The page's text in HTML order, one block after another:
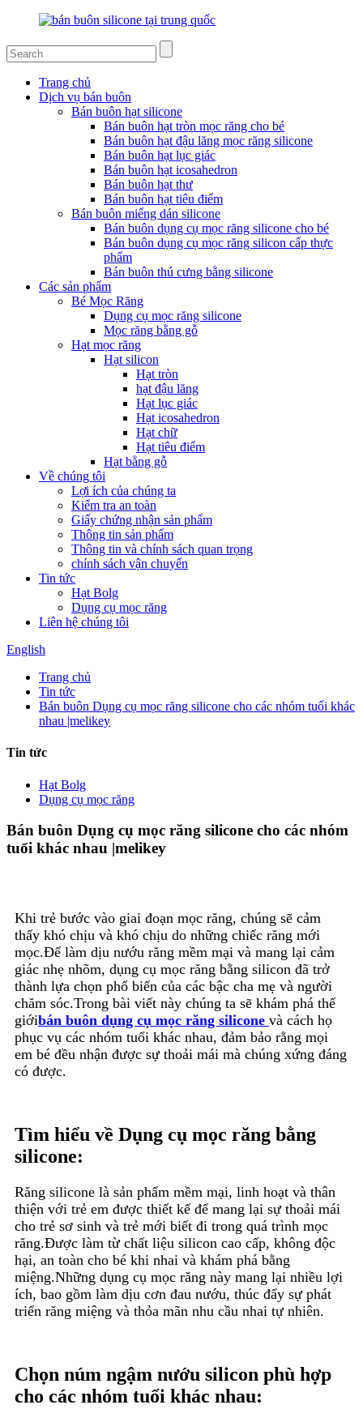
Trang chủ
Dịch vụ bán buôn
Bán buôn hạt silicone
Bán buôn hạt tròn mọc răng cho bé
Bán buôn hạt đậu lăng mọc răng silicone
Bán buôn hạt lục giác
Bán buôn hạt icosahedron
Bán buôn hạt thư
Bán buôn hạt tiêu điểm
Bán buôn miếng dán silicone
Bán buôn dụng cụ mọc răng silicone cho bé
Bán buôn dụng cụ mọc răng silicon cấp thực
phẩm
Bán buôn thú cưng bằng silicone
Các sản phẩm
Bé Mọc Răng
Dụng cụ mọc răng silicone
Mọc răng bằng gỗ
Hạt mọc răng
Hạt silicon
Hạt tròn
hạt đậu lăng
Hạt lục giác
Hạt icosahedron
Hạt chữ
Hạt tiêu điểm
Hạt bằng gỗ
Về chúng tôi
Lợi ích của chúng ta
Kiểm tra an toàn
Giấy chứng nhận sản phẩm
Thông tin sản phẩm
Thông tin và chính sách quan trọng
chính sách vận chuyển
Tin tức
Hạt Bolg
Dụng cụ mọc răng
Liên hệ chúng tôi
English
Trang chủ
Tin tức
Bán buôn Dụng cụ mọc răng silicone cho các nhóm tuổi khác
nhau |melikey
Tin tức
Hạt Bolg
Dụng cụ mọc răng
Bán buôn Dụng cụ mọc răng silicone cho các nhóm
tuổi khác nhau |melikey
Khi trẻ bước vào giai đoạn mọc răng, chúng sẽ cảm
thấy khó chịu và khó chịu do những chiếc răng mới
mọc.Để làm dịu nướu răng mềm mại và mang lại cảm
giác nhẹ nhõm, dụng cụ mọc răng bằng silicon đã trở
thành lựa chọn phổ biến của các bậc cha mẹ và người
chăm sóc.Trong bài viết này chúng ta sẽ khám phá thế
giớibán buôn dụng cụ mọc răng silicone và cách họ
phục vụ các nhóm tuổi khác nhau, đảm bảo rằng mọi
em bé đều nhận được sự thoải mái mà chúng xứng đáng
có được.
Tìm hiểu về Dụng cụ mọc răng bằng
silicone:
Răng silicone là sản phẩm mềm mại, linh hoạt và thân
thiện với trẻ em được thiết kế để mang lại sự thoải mái
cho trẻ sơ sinh và trẻ mới biết đi trong quá trình mọc
răng.Được làm từ chất liệu silicon cao cấp, không độc
hại, an toàn cho bé khi nhai và khám phá bằng
miệng.Những dụng cụ mọc răng này mang lại nhiều lợi
ích, bao gồm làm dịu cơn đau nướu, thúc đẩy sự phát
triển răng miệng và thỏa mãn nhu cầu nhai tự nhiên.
Chọn núm ngậm nướu silicon phù hợp
cho các nhóm tuổi khác nhau: